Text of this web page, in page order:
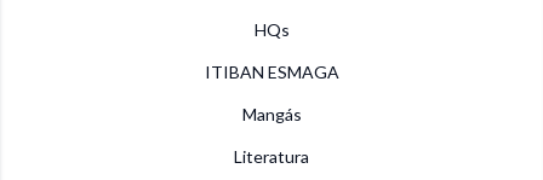
HQs
ITIBAN ESMAGA
Mangás
Literatura